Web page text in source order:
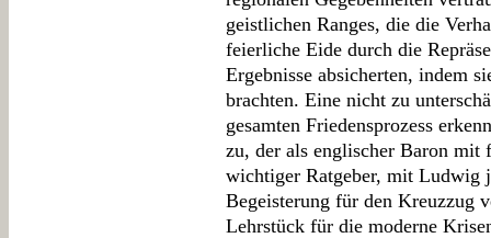
geistlichen Ranges, die die
feierliche Eide durch die
Ergebnisse absicherten, indem
brachten. Eine nicht zu
gesamten Friedensprozess
zu, der als englischer Baron
wichtiger Ratgeber, mit Ludwig
Begeisterung für den Kreuzzug
Lehrstück für die moderne